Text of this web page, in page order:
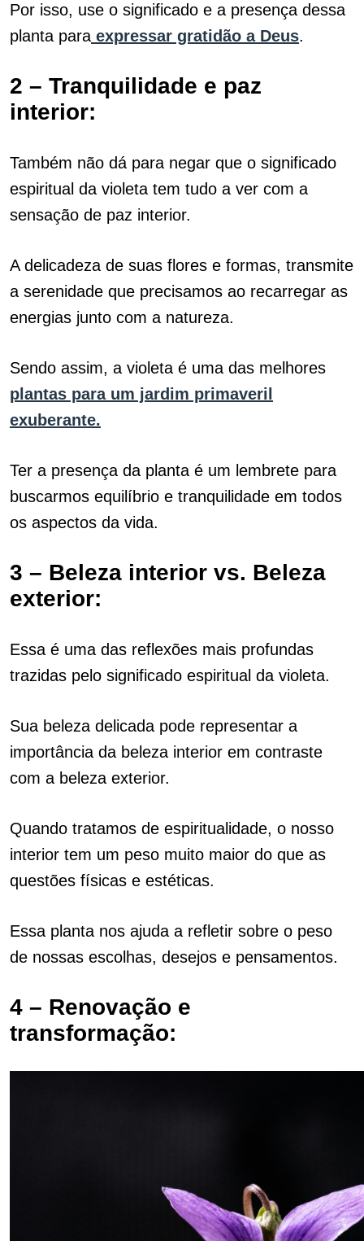
Por isso, use o significado e a presença dessa
planta para expressar gratidão a Deus.
2 – Tranquilidade e paz
interior:
Também não dá para negar que o significado
espiritual da violeta tem tudo a ver com a
sensação de paz interior.
A delicadeza de suas flores e formas, transmite
a serenidade que precisamos ao recarregar as
energias junto com a natureza.
Sendo assim, a violeta é uma das melhores
plantas para um jardim primaveril
exuberante.
Ter a presença da planta é um lembrete para
buscarmos equilíbrio e tranquilidade em todos
os aspectos da vida.
3 – Beleza interior vs. Beleza
exterior:
Essa é uma das reflexões mais profundas
trazidas pelo significado espiritual da violeta.
Sua beleza delicada pode representar a
importância da beleza interior em contraste
com a beleza exterior.
Quando tratamos de espiritualidade, o nosso
interior tem um peso muito maior do que as
questões físicas e estéticas.
Essa planta nos ajuda a refletir sobre o peso
de nossas escolhas, desejos e pensamentos.
4 – Renovação e
transformação: